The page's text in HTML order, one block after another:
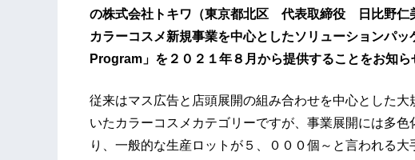
の株式会社トキワ（東京都北区 代表取締役 日比野仁
カラーコスメ新規事業を中心としたソリューションパ
Program」を２０２１年８月から提供することをお知ら
従来はマス広告と店頭展開の組み合わせを中心とした
いたカラーコスメカテゴリーですが、事業展開には多
り、一般的な生産ロットが５、０００個～と言われる